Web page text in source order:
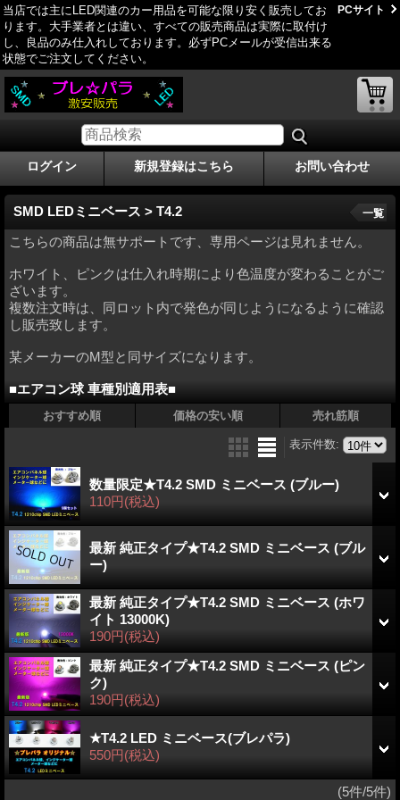
当店では主にLED関連のカー用品を可能な限り安く販売してお
ります。大手業者とは違い、すべての販売商品は実際に取付け
し、良品のみ仕­入れしております。必ずPCメールが受信出来る
状態でご注文してください。
PCサイト
ログイン 新規登録はこちら お問い合わせ
SMD LEDミニベース > T4.2
こちらの商品は無サポートです、専用ページは見れません。
ホワイト、ピンクは仕入れ時期により色温度が変わることがご
ざいます。
複数注文時は、同ロット内で発色が同じようになるように確認
し販売致します。
某メーカーのM型と同サイズになります。
■エアコン球 車種別適用表■
一覧
おすすめ順 価格の安い順 売れ筋順
表示件数:
数量限定★T4.2 SMD ミニベース (ブルー)
110円(税込)
最新 純正タイプ★T4.2 SMD ミニベース (ブル
ー)
最新 純正タイプ★T4.2 SMD ミニベース (ホワ
イト 13000K)
190円(税込)
最新 純正タイプ★T4.2 SMD ミニベース (ピン
ク)
190円(税込)
★T4.2 LED ミニベース(ブレパラ)
550円(税込)
(5件/5件)